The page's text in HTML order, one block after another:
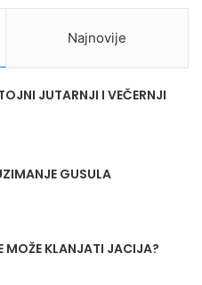
Najnovije
JUTARNJI I VEČERNJI
GUSULA
MOŽE KLANJATI JACIJA?